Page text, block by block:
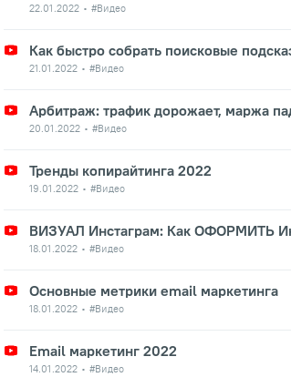
22.01.2022 #Видео
Как быстро собрать поисковые
21.01.2022 #Видео
Арбитраж: трафик дорожает, маржа
20.01.2022 #Видео
Тренды копирайтинга 2022
19.01.2022 #Видео
ВИЗУАЛ Инстаграм: Как ОФОРМИТЬ
18.01.2022 #Видео
Основные метрики email маркетинга
18.01.2022 #Видео
Email маркетинг 2022
14.01.2022 #Видео